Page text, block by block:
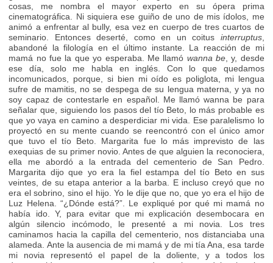
cosas, me nombra el mayor experto en su ópera prima
cinematográfica. Ni siquiera ese guiño de uno de mis ídolos, me
animó a enfrentar al bully, esa vez en cuerpo de tres cuartos de
seminario. Entonces deserté, como en un coitus interruptus,
abandoné la filología en el último instante. La reacción de mi
mamá no fue la que yo esperaba. Me llamó wanna be, y, desde
ese día, solo me habla en inglés. Con lo que quedamos
incomunicados, porque, si bien mi oído es poliglota, mi lengua
sufre de mamitis, no se despega de su lengua materna, y ya no
soy capaz de contestarle en español. Me llamó wanna be para
señalar que, siguiendo los pasos del tío Beto, lo más probable es
que yo vaya en camino a desperdiciar mi vida. Ese paralelismo lo
proyectó en su mente cuando se reencontró con el único amor
que tuvo el tío Beto. Margarita fue lo más imprevisto de las
exequias de su primer novio. Antes de que alguien la reconociera,
ella me abordó a la entrada del cementerio de San Pedro.
Margarita dijo que yo era la fiel estampa del tío Beto en sus
veintes, de su etapa anterior a la barba. E incluso creyó que no
era el sobrino, sino el hijo. Yo le dije que no, que yo era el hijo de
Luz Helena. “¿Dónde está?”. Le expliqué por qué mi mamá no
había ido. Y, para evitar que mi explicación desembocara en
algún silencio incómodo, le presenté a mi novia. Los tres
caminamos hacia la capilla del cementerio, nos distanciaba una
alameda. Ante la ausencia de mi mamá y de mi tía Ana, esa tarde
mi novia representó el papel de la doliente, y a todos los